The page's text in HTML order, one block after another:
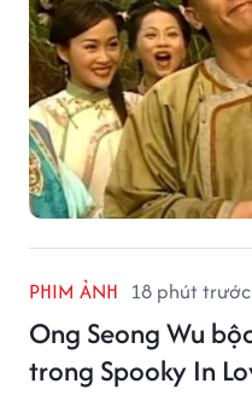
PHIM ẢNH 18 phút trước
Ong Seong Wu
trong Spooky In